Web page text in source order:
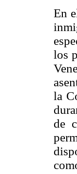
En
los
la
de